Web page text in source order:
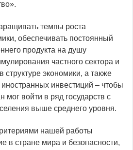
темпы роста
обеспечивать постоянный
продукта на душу
частного сектора и
структуре экономики, а также
инвестиций – чтобы
мог войти в ряд государств с
выше среднего уровня.
нашей работы
в стране мира и безопасности,